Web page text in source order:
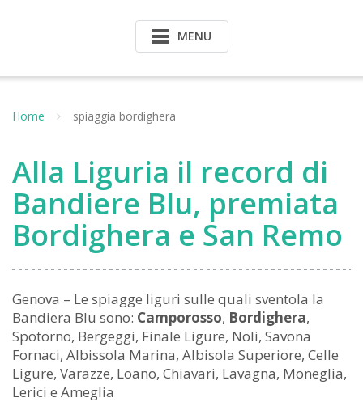
MENU
Home spiaggia bordighera
Alla Liguria il record di
Bandiere Blu, premiata
Bordighera e San Remo
Genova – Le spiagge liguri sulle quali sventola la
Bandiera Blu sono: Camporosso, Bordighera,
Spotorno, Bergeggi, Finale Ligure, Noli, Savona
Fornaci, Albissola Marina, Albisola Superiore, Celle
Ligure, Varazze, Loano, Chiavari, Lavagna, Moneglia,
Lerici e Ameglia